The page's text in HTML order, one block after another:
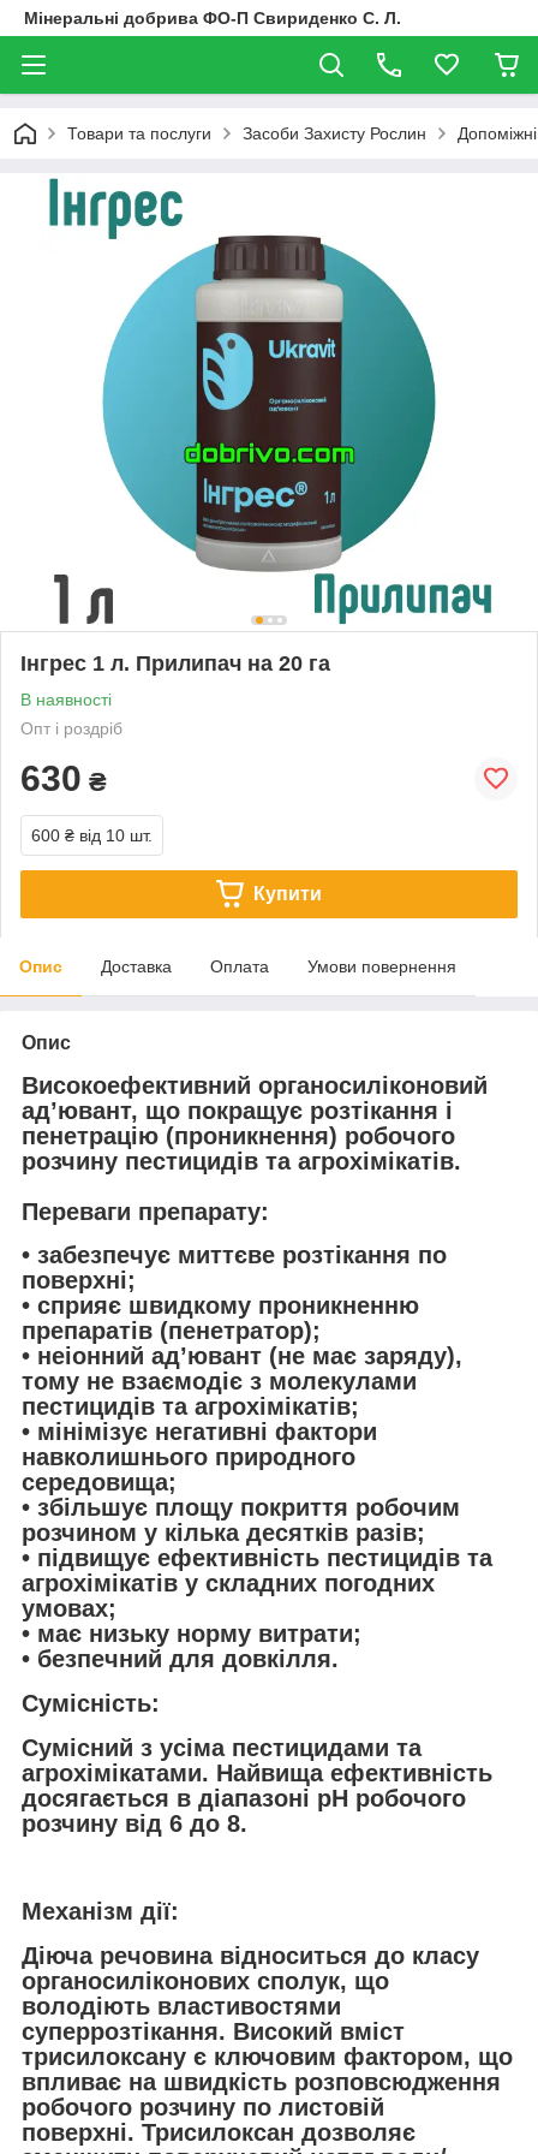
Мінеральні добрива ФО-П Свириденко С. Л.
Товари та послуги Засоби Захисту Рослин
Інгрес 1 л. Прилипач на 20 га
В наявності
Опт і роздріб
630 ₴
600 ₴ від 10 шт.
Купити
Опис Доставка Оплата Умови повернення
Опис
Високоефективний органосиліконовий
ад’ювант, що покращує розтікання і
пенетрацію (проникнення) робочого
розчину пестицидів та агрохімікатів.
Переваги препарату:
• забезпечує миттєве розтікання по
поверхні;
• сприяє швидкому проникненню
препаратів (пенетратор);
• неіонний ад’ювант (не має заряду),
тому не взаємодіє з молекулами
пестицидів та агрохімікатів;
• мінімізує негативні фактори
навколишнього природного
середовища;
• збільшує площу покриття робочим
розчином у кілька десятків разів;
• підвищує ефективність пестицидів та
агрохімікатів у складних погодних
умовах;
• має низьку норму витрати;
• безпечний для довкілля.
Сумісність:
Сумісний з усіма пестицидами та
агрохімікатами. Найвища ефективність
досягається в діапазоні рН робочого
розчину від 6 до 8.
Механiзм дії:
Діюча речовина відноситься до класу
органосиліконових сполук, що
володіють властивостями
суперрозтікання. Високий вміст
трисилоксану є ключовим фактором, що
впливає на швидкість розповсюдження
робочого розчину по листовій
поверхні. Трисилоксан дозволяє